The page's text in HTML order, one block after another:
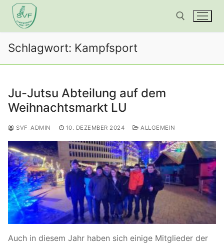
Zum
Inhalt
springen
Suchen nach:
Schlagwort: Kampfsport
Ju-Jutsu Abteilung auf dem
Weihnachtsmarkt LU
SVF_ADMIN 10. DEZEMBER 2024 ALLGEMEIN
Auch in diesem Jahr haben sich einige Mitglieder der